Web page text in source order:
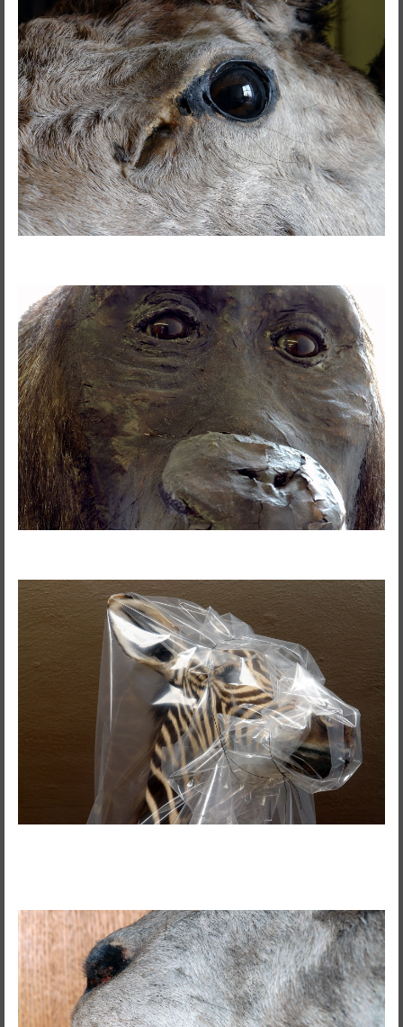
RedSkyFalls: Miscelânea #3
THE GROUND SWAM TO THE
SURFACE
Susana Mouzinho
Wrong Wrong n.27
Avenidas